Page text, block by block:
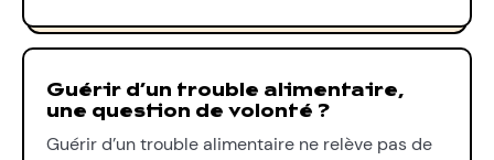
Guérir d’un trouble alimentaire,
une question de volonté ?
Guérir d’un trouble alimentaire ne relève pas de